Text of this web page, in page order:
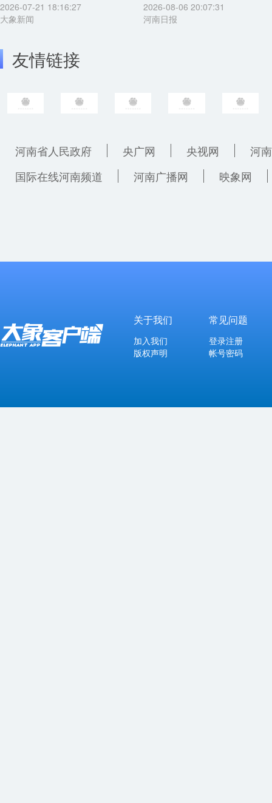
2026-07-21 18:16:27
大象新闻
2026-08-06 20:07:31
河南日报
友情链接
河南省人民政府 央广网 央视网
河
国际在线河南频道
河南广播网 映象网
关于我们
加入我们
版权声明
常见问题
登录注册
帐号密码